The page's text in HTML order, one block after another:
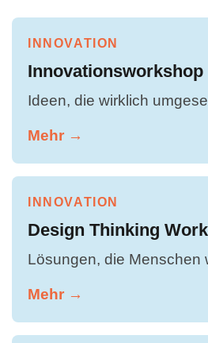
INNOVATION
Innovationsworkshop
Ideen, die wirklich
Mehr →
INNOVATION
Design Thinking
Lösungen, die Menschen
Mehr →